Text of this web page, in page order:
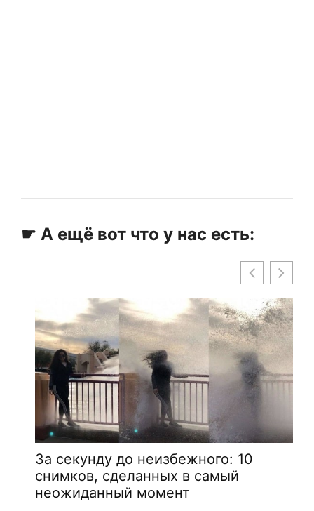
☛ А ещё вот что у нас есть:
За секунду до неизбежного: 10
снимков, сделанных в самый
неожиданный момент